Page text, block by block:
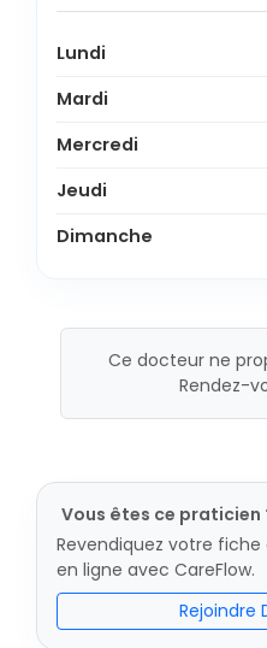
Lundi
Mardi
Mercredi
Jeudi
Dimanche
Ce docteur ne
Rendez-
Vous êtes ce praticien
Revendiquez votre
en ligne avec CareFlow.
Rejoindre